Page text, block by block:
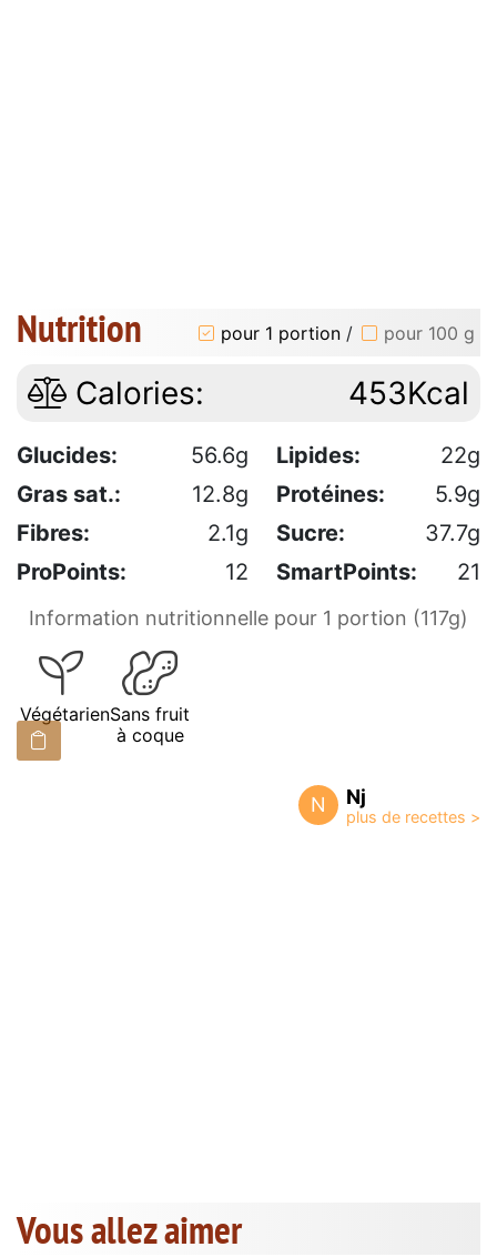
Nutrition pour 1 portion / pour 100 g
Calories: 453Kcal
Glucides: 56.6g Lipides:
22g
Gras sat.:
12.8g Protéines:
5.9g
Fibres:
2.1g Sucre:
37.7g
ProPoints:
12 SmartPoints: 21
Information nutritionnelle pour 1 portion (117g)
VégétarienSans fruit
à coque
N Nj
Vous allez aimer